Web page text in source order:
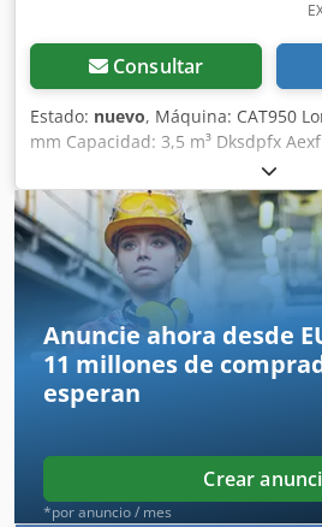
Consultar
Estado: nuevo, Máquina: CAT950
mm Capacidad: 3,5 m³ Dksdpfx
adaptador soldados Cazo de STOCK
Anuncie ahora desde
11 millones de
esperan
Crear
*por anuncio / mes